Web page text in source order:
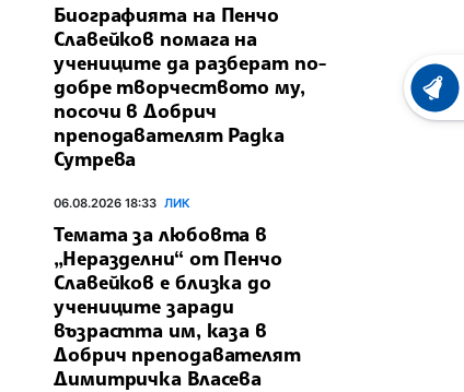
Биографията на Пенчо
Славейков помага на
учениците да разберат по-
добре творчеството му,
посочи в Добрич
преподавателят Радка
Сутрева
06.08.2026 18:33 ЛИК
Темата за любовта в
„Неразделни“ от Пенчо
Славейков е близка до
учениците заради
възрастта им, каза в
Добрич преподавателят
Димитричка Власева